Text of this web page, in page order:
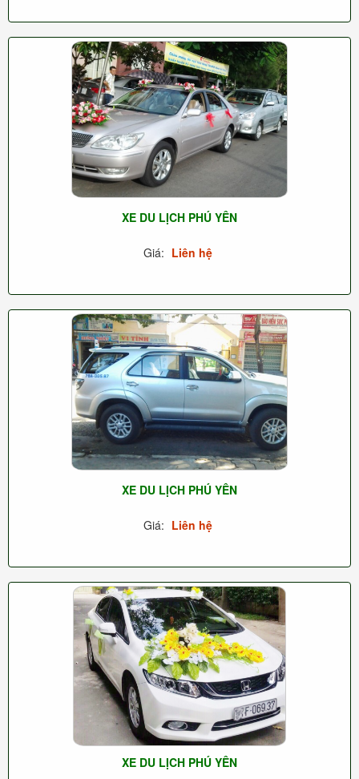
XE DU LỊCH PHÚ YÊN
Giá: Liên hệ
XE DU LỊCH PHÚ YÊN
Giá: Liên hệ
XE DU LỊCH PHÚ YÊN